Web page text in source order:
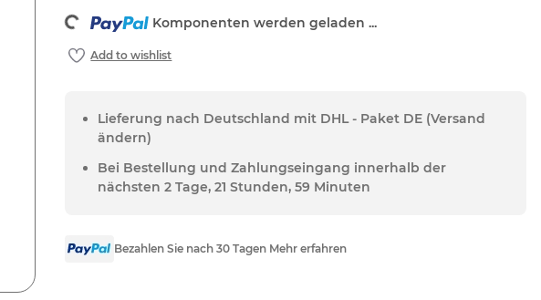
Loading... Komponenten werden geladen ...
Lieferung nach Deutschland mit DHL - Paket DE (Versand
ändern)
Bei Bestellung und Zahlungseingang innerhalb der
nächsten 2 Tage, 21 Stunden, 59 Minuten
Bezahlen Sie nach 30 Tagen Mehr erfahren